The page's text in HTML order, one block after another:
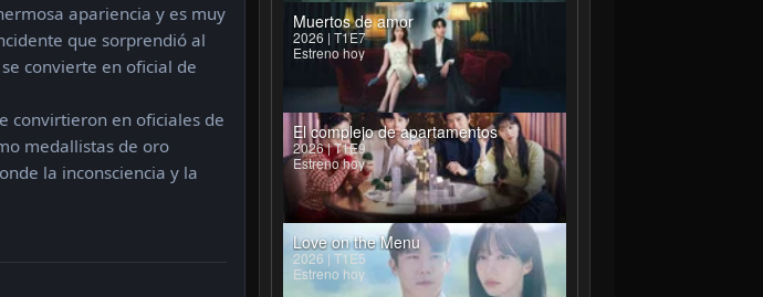
apariencia y es muy
que sorprendió al
convierte en oficial de
convirtieron en oficiales de
medallistas de oro
la inconsciencia y la
Muertos de amor
2026 | T1E7
Estreno hoy
El complejo de apartamentos
2026 | T1E9
Estreno hoy
Love on the Menu
2026 | T1E5
Estreno hoy